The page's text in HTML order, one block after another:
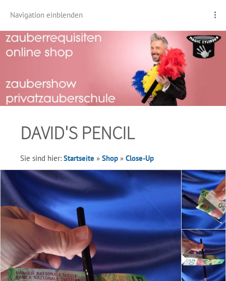
Navigation einblenden
DAVID'S PENCIL
Sie sind hier: Startseite » Shop » Close-Up